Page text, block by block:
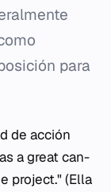
para
de acción
a great can-
project."(Ella